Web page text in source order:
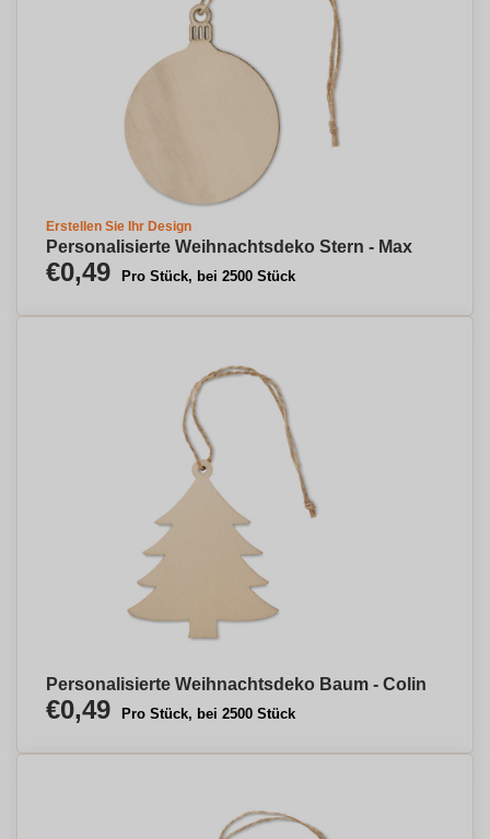
Erstellen Sie Ihr Design
Personalisierte Weihnachtsdeko Stern - Max
€0,49 Pro Stück, bei 2500 Stück
Personalisierte Weihnachtsdeko Baum - Colin
€0,49 Pro Stück, bei 2500 Stück